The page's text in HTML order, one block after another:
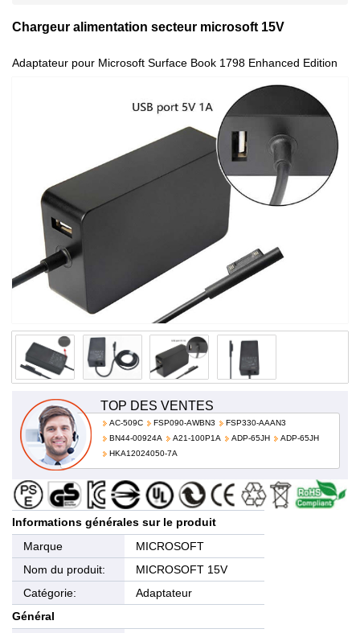
Chargeur alimentation secteur microsoft 15V
Adaptateur pour Microsoft Surface Book 1798 Enhanced Edition
TOP DES VENTES
AC-509C FSP090-AWBN3
FSP330-AAAN3
BN44-00924A
A21-100P1A ADP-65JH
ADP-65JH
HKA12024050-7A
Informations générales sur le produit
Marque
MICROSOFT
Nom du produit:
MICROSOFT 15V
Catégorie:
Adaptateur
Général